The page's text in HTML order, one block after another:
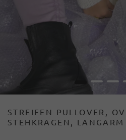
2 3
STREIFEN PULLOVER,
STEHKRAGEN, LANGARM